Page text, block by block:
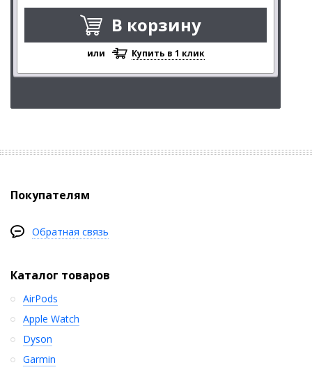
В корзину
или Купить в 1 клик
Покупателям
Обратная связь
Каталог товаров
AirPods
Apple Watch
Dyson
Garmin